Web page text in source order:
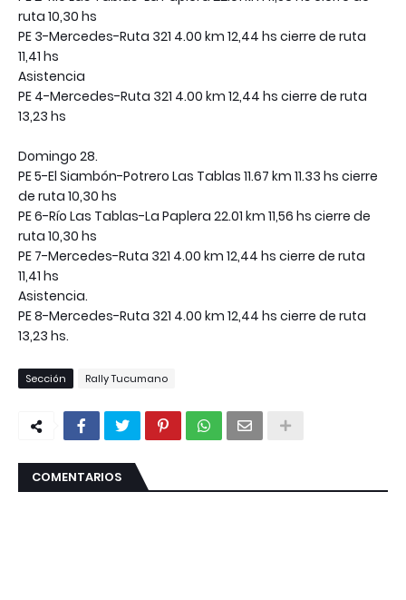
ruta 10,30 hs
PE 3-Mercedes-Ruta 321 4.00 km 12,44 hs cierre de ruta
11,41 hs
Asistencia
PE 4-Mercedes-Ruta 321 4.00 km 12,44 hs cierre de ruta
13,23 hs
Domingo 28.
PE 5-El Siambón-Potrero Las Tablas 11.67 km 11.33 hs cierre
de ruta 10,30 hs
PE 6-Río Las Tablas-La Paplera 22.01 km 11,56 hs cierre de
ruta 10,30 hs
PE 7-Mercedes-Ruta 321 4.00 km 12,44 hs cierre de ruta
11,41 hs
Asistencia.
PE 8-Mercedes-Ruta 321 4.00 km 12,44 hs cierre de ruta
13,23 hs.
Sección Rally Tucumano
COMENTARIOS